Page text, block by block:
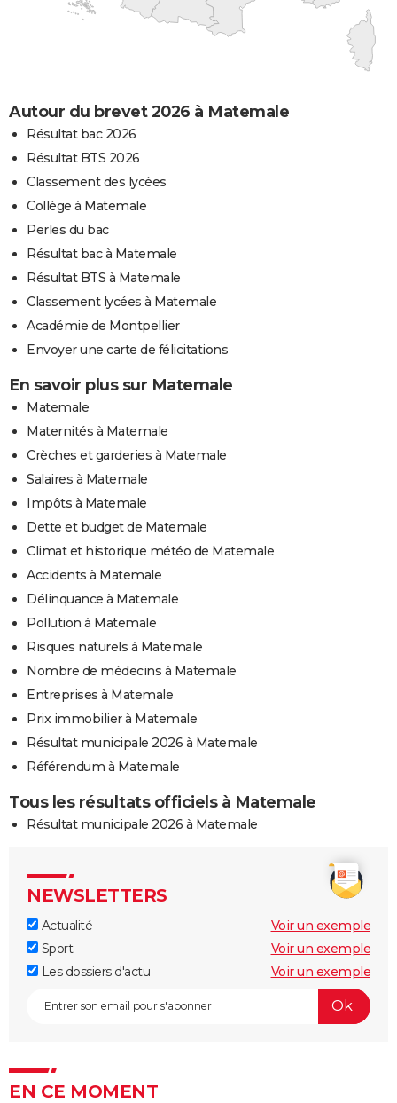
Autour du brevet 2026 à Matemale
Résultat bac 2026
Résultat BTS 2026
Classement des lycées
Collège à Matemale
Perles du bac
Résultat bac à Matemale
Résultat BTS à Matemale
Classement lycées à Matemale
Académie de Montpellier
Envoyer une carte de félicitations
En savoir plus sur Matemale
Matemale
Maternités à Matemale
Crèches et garderies à Matemale
Salaires à Matemale
Impôts à Matemale
Dette et budget de Matemale
Climat et historique météo de Matemale
Accidents à Matemale
Délinquance à Matemale
Pollution à Matemale
Risques naturels à Matemale
Nombre de médecins à Matemale
Entreprises à Matemale
Prix immobilier à Matemale
Résultat municipale 2026 à Matemale
Référendum à Matemale
Tous les résultats officiels à Matemale
Résultat municipale 2026 à Matemale
NEWSLETTERS
Actualité
Voir un exemple
Sport
Voir un exemple
Les dossiers d'actu
Voir un exemple
EN CE MOMENT